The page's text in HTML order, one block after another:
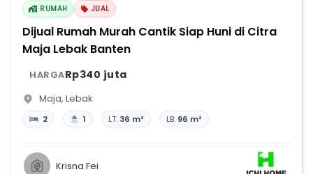
RUMAH JUAL
Dijual Rumah Murah Cantik Siap Huni di Citra
Maja Lebak Banten
HARGARp340 juta
Maja, Lebak
2 1 LT: 36 m² LB: 96 m²
Krisna Fei